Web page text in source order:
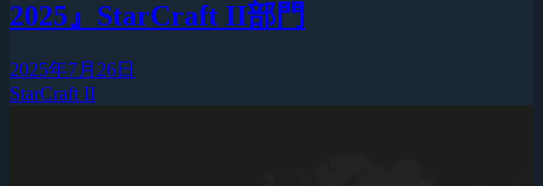
2025』StarCraft II部門
2025年7月26日
StarCraft II